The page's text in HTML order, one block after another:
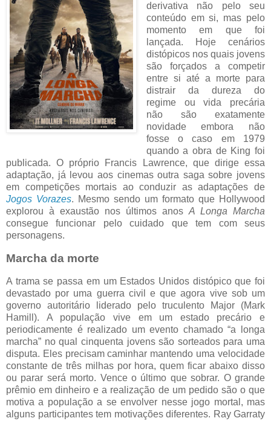
derivativa não pelo seu
conteúdo em si, mas pelo
momento em que foi
lançada. Hoje cenários
distópicos nos quais jovens
são forçados a competir
entre si até a morte para
distrair da dureza do
regime ou vida precária
não são exatamente
novidade embora não
fosse o caso em 1979
quando a obra de King foi
publicada. O próprio Francis Lawrence, que dirige essa
adaptação, já levou aos cinemas outra saga sobre jovens
em competições mortais ao conduzir as adaptações de
Jogos Vorazes. Mesmo sendo um formato que Hollywood
explorou à exaustão nos últimos anosA Longa Marcha
consegue funcionar pelo cuidado que tem com seus
personagens.
Marcha da morte
A trama se passa em um Estados Unidos distópico que foi
devastado por uma guerra civil e que agora vive sob um
governo autoritário liderado pelo truculento Major (Mark
Hamill). A população vive em um estado precário e
periodicamente é realizado um evento chamado “a longa
marcha” no qual cinquenta jovens são sorteados para uma
disputa. Eles precisam caminhar mantendo uma velocidade
constante de três milhas por hora, quem ficar abaixo disso
ou parar será morto. Vence o último que sobrar. O grande
prêmio em dinheiro e a realização de um pedido são o que
motiva a população a se envolver nesse jogo mortal, mas
alguns participantes tem motivações diferentes. Ray Garraty